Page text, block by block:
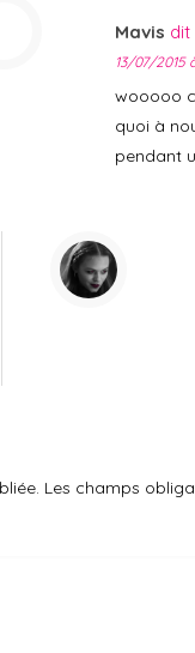
Mavis dit
13/07/2015
wooooo
quoi à
pendant
Les champs